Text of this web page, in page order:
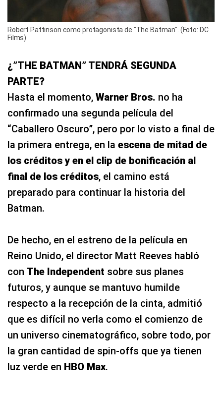
Robert Pattinson como protagonista de "The Batman". (Foto: DC
Films)
¿”THE BATMAN” TENDRÁ SEGUNDA
PARTE?
Hasta el momento, Warner Bros. no ha
confirmado una segunda película del
“Caballero Oscuro”, pero por lo visto a final de
la primera entrega, en la escena de mitad de
los créditos y en el clip de bonificación al
final de los créditos, el camino está
preparado para continuar la historia del
Batman.
De hecho, en el estreno de la película en
Reino Unido, el director Matt Reeves habló
con The Independent sobre sus planes
futuros, y aunque se mantuvo humilde
respecto a la recepción de la cinta, admitió
que es difícil no verla como el comienzo de
un universo cinematográfico, sobre todo, por
la gran cantidad de spin-offs que ya tienen
luz verde en HBO Max.